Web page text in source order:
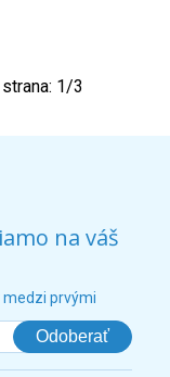
1/3
na váš
prvými
Odoberať